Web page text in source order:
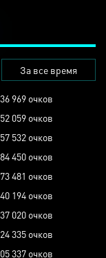
За все время
969 очков
059 очков
532 очков
450 очков
481 очков
194 очков
020 очков
335 очков
337 очков